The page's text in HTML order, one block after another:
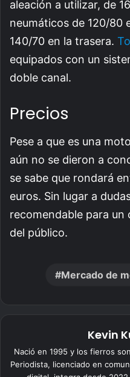
aleación a utilizar, de
neumáticos de 120/80
140/70 en la trasera.
equipados con un
doble canal.
Precios
Pese a que es una
aún no se dieron a
se sabe que rondará
euros. Sin lugar a
recomendable para
del público.
Mercado de
Kevin
Nació en 1995 y los fierros
Periodista, licenciado en